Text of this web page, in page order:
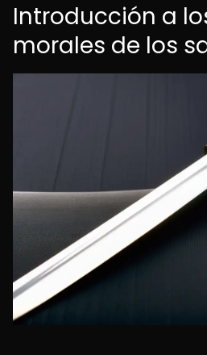
Introducción a
morales de los